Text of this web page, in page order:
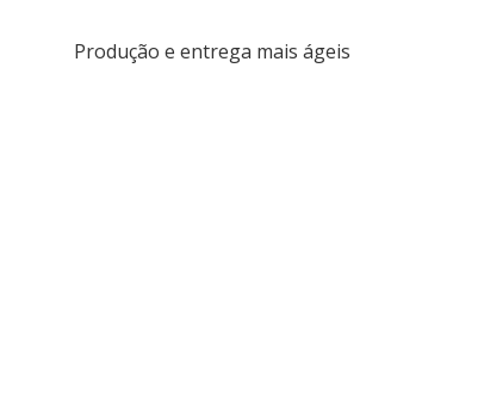
Produção e entrega mais ágeis